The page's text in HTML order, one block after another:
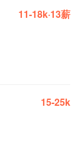
11-18k·13薪
15-25k